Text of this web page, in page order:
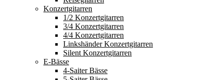
Konzertgitarren
1/2 Konzertgitarren
3/4 Konzertgitarren
4/4 Konzertgitarren
Linkshänder Konzertgitarren
Silent Konzertgitarren
E-Bässe
4-Saiter Bässe